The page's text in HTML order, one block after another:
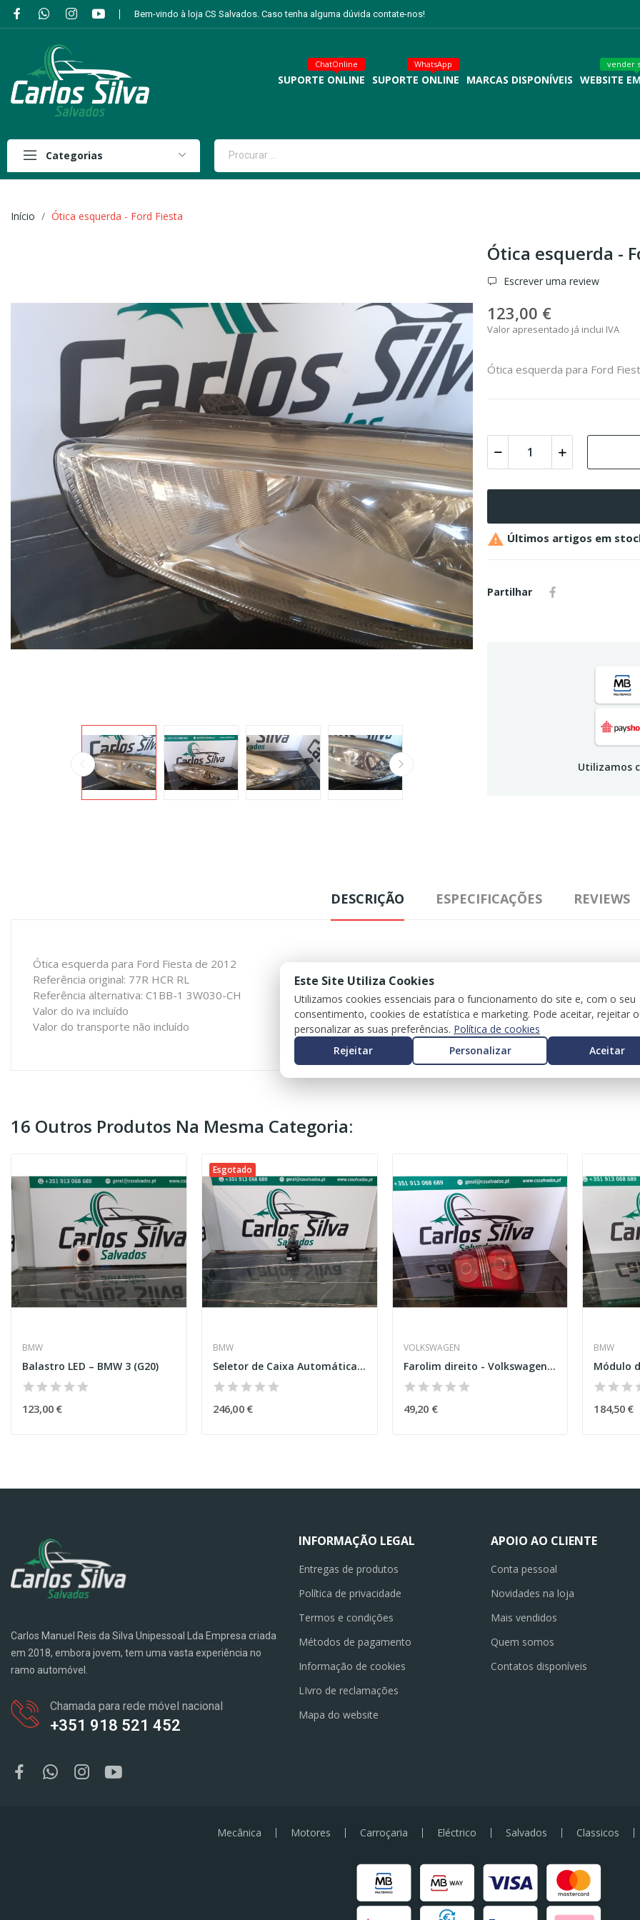
Bem-vindo à loja CS Salvados. Caso tenha alguma dúvida contate-nos!
SUPORTE ONLINE
ChatOnline
SUPORTE ONLINE
WhatsApp
MARCAS DISPONÍVEIS WEBSITE
vender
Categorias
Início Ótica esquerda - Ford Fiesta
Ótica esquerda -
Escrever uma review
123,00 €
Valor apresentado já inclui IVA
Ótica esquerda para Ford
 Últimos artigos em
Partilhar
Utilizamos
DESCRIÇÃO ESPECIFICAÇÕES REVIEWS
Ótica esquerda para Ford Fiesta de 2012
Referência original: 77R HCR RL
Referência alternativa: C1BB-1 3W030-CH
Valor do iva incluído
Valor do transporte não incluído
16 Outros Produtos Na Mesma Categoria:
BMW
Balastro LED – BMW 3 (G20)
123,00 €
Esgotado
BMW
Seletor de Caixa Automática – BMW 3 (F80)
246,00 €
VOLKSWAGEN
Farolim direito - Volkswagen Touran
49,20 €
BMW
184,50 €
Carlos Manuel Reis da Silva Unipessoal Lda Empresa criada
em 2018, embora jovem, tem uma vasta experiência no
ramo automóvel.
Chamada para rede móvel nacional
+351 918 521 452
INFORMAÇÃO LEGAL
Entregas de produtos
Política de privacidade
Termos e condições
Métodos de pagamento
Informação de cookies
LIvro de reclamações
Mapa do website
APOIO AO CLIENTE
Conta pessoal
Novidades na loja
Mais vendidos
Quem somos
Contatos disponíveis
Mecânica Motores Carroçaria Eléctrico Salvados Classicos
Este Site Utiliza Cookies
Utilizamos cookies essenciais para o funcionamento do site e, com o seu
consentimento, cookies de estatística e marketing. Pode aceitar, rejeitar
personalizar as suas preferências. Política de cookies
Rejeitar
Personalizar Aceitar